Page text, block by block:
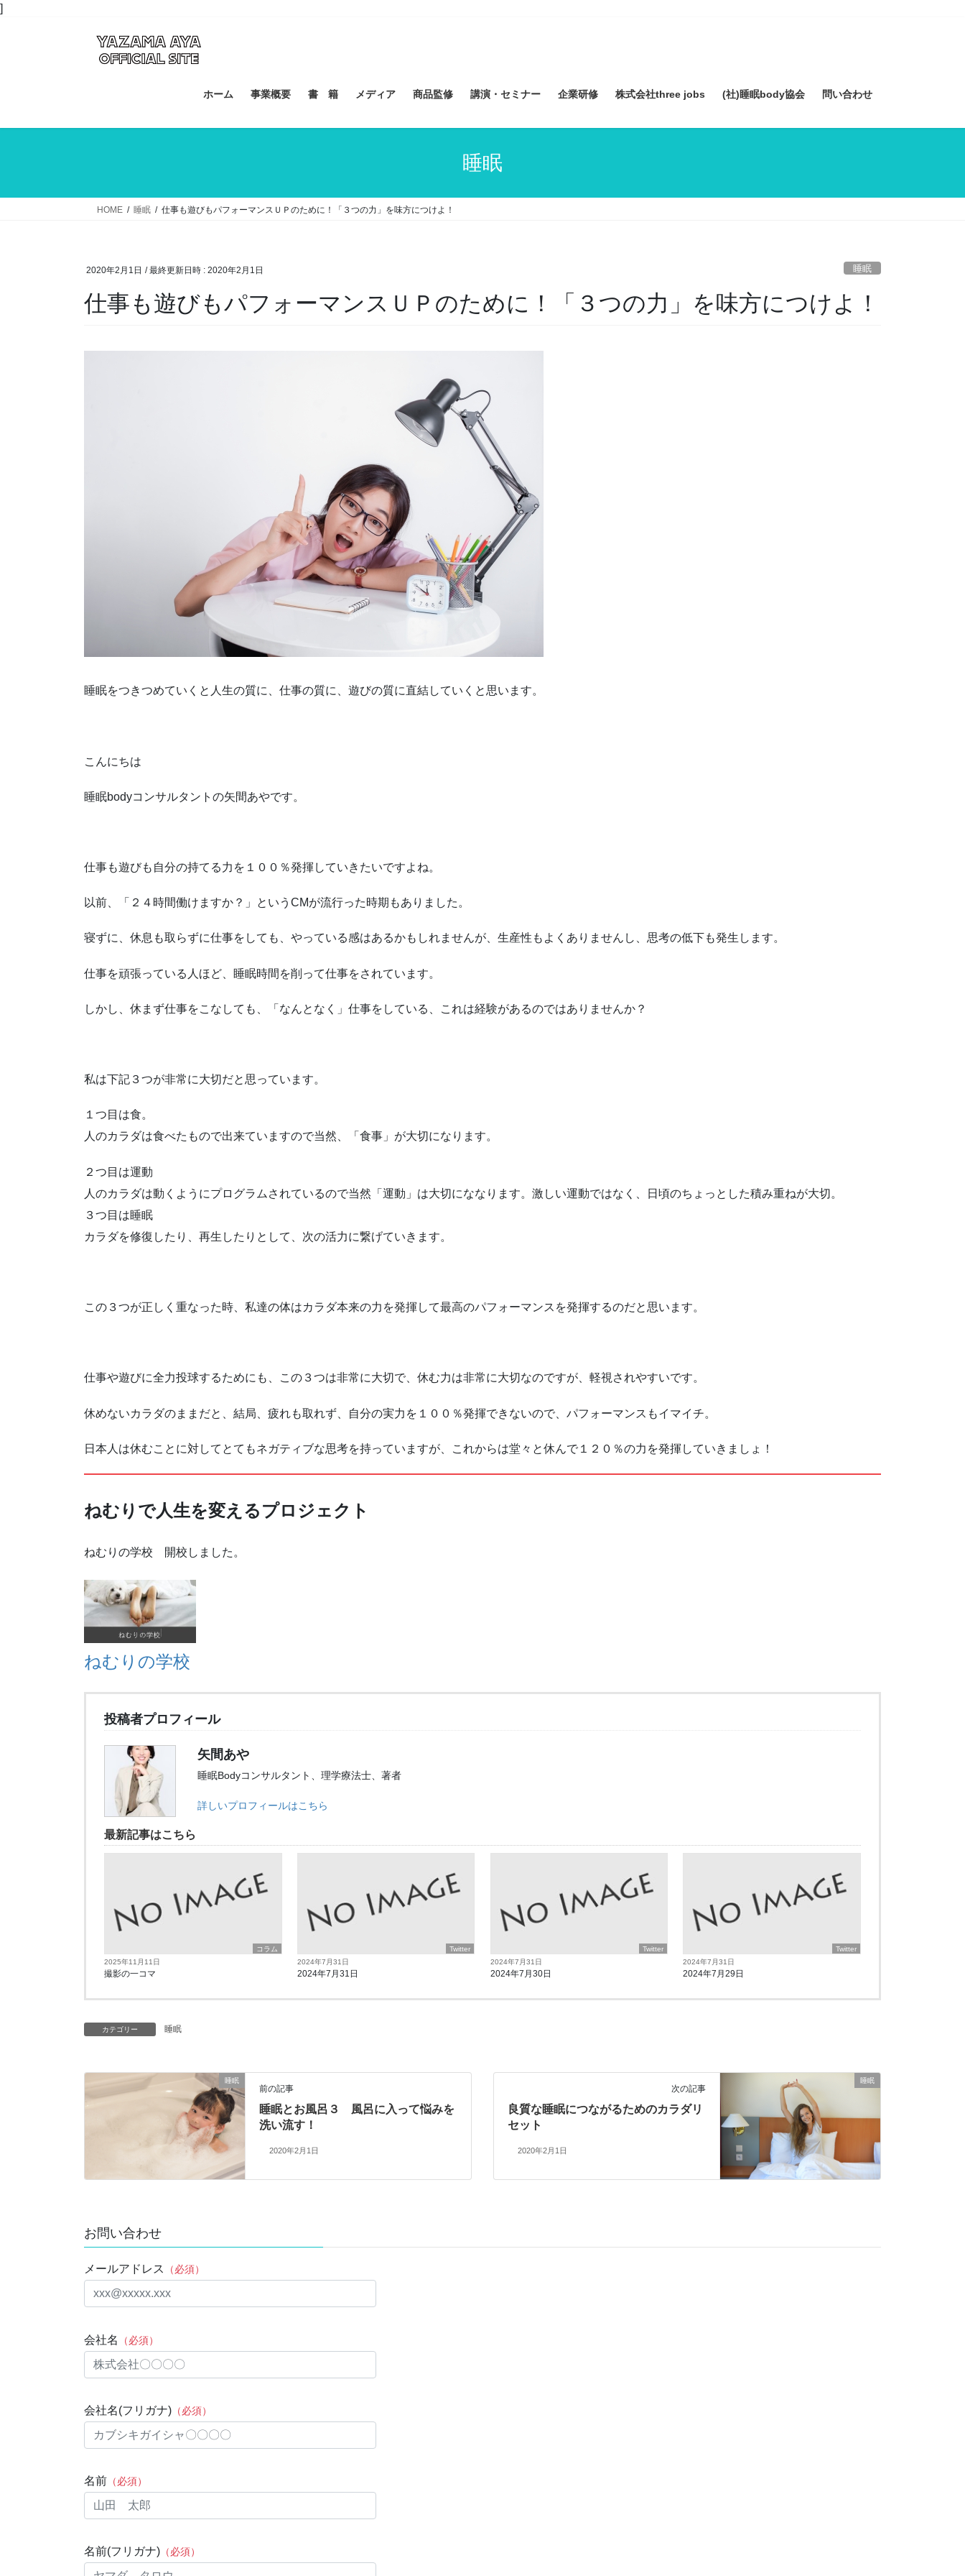
]コ
キ
ナ
に
ホーム 事業概要 書 籍 メディア 商品監修 講演・セミナー 企業研修 株式会社three jobs (社)睡眠body協会 問い合わせ
睡眠
HOME 睡眠 仕事も遊びもパフォーマンスＵＰのために！「３つの力」を味方につけよ！
2020年2月1日 / 最終更新日時 : 2020年2月1日 睡眠
仕事も遊びもパフォーマンスＵＰのために！「３つの力」を味方につけよ！
睡眠をつきつめていくと人生の質に、仕事の質に、遊びの質に直結していくと思います。
こんにちは
睡眠bodyコンサルタントの矢間あやです。
仕事も遊びも自分の持てる力を１００％発揮していきたいですよね。
以前、「２４時間働けますか？」というCMが流行った時期もありました。
寝ずに、休息も取らずに仕事をしても、やっている感はあるかもしれませんが、生産性もよくありませんし、思考の低下も発生します。
仕事を頑張っている人ほど、睡眠時間を削って仕事をされています。
しかし、休まず仕事をこなしても、「なんとなく」仕事をしている、これは経験があるのではありませんか？
私は下記３つが非常に大切だと思っています。
１つ目は食。
人のカラダは食べたもので出来ていますので当然、「食事」が大切になります。
２つ目は運動
人のカラダは動くようにプログラムされているので当然「運動」は大切にななります。激しい運動ではなく、日頃のちょっとした積み重ねが大切。
３つ目は睡眠
カラダを修復したり、再生したりとして、次の活力に繋げていきます。
この３つが正しく重なった時、私達の体はカラダ本来の力を発揮して最高のパフォーマンスを発揮するのだと思います。
仕事や遊びに全力投球するためにも、この３つは非常に大切で、休む力は非常に大切なのですが、軽視されやすいです。
休めないカラダのままだと、結局、疲れも取れず、自分の実力を１００％発揮できないので、パフォーマンスもイマイチ。
日本人は休むことに対してとてもネガティブな思考を持っていますが、これからは堂々と休んで１２０％の力を発揮していきましょ！
ねむりで人生を変えるプロジェクト
ねむりの学校 開校しました。
ねむりの学校
投稿者プロフィール
矢間あや
睡眠Bodyコンサルタント、理学療法士、著者
詳しいプロフィールはこちら
最新記事はこちら
コラム
2025年11月11日
撮影の一コマ
Twitter
2024年7月31日
2024年7月31日
Twitter
2024年7月31日
2024年7月30日
Twitter
2024年7月31日
2024年7月29日
カテゴリー 睡眠
睡眠
前の記事
睡眠とお風呂３ 風呂に入って悩みを
洗い流す！
2020年2月1日
睡眠
次の記事
良質な睡眠につながるためのカラダリ
セット
2020年2月1日
お問い合わせ
メールアドレス （必須）
会社名 （必須）
会社名(フリガナ) （必須）
名前 （必須）
名前(フリガナ) （必須）